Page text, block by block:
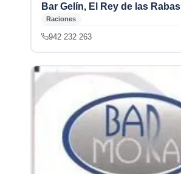
Bar Gelín, El Rey de las Rabas
Raciones
942 232 263